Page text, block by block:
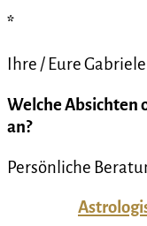
*
Ihre / Eure Gabriele
WelcheAbsichten
an?
Persönliche